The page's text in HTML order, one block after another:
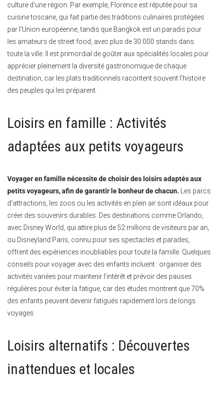
culture d’une région. Par exemple, Florence est réputée pour sa
cuisine toscane, qui fait partie des traditions culinaires protégées
par l’Union européenne, tandis que Bangkok est un paradis pour
les amateurs de street food, avec plus de 30 000 stands dans
toute la ville. Il est primordial de goûter aux spécialités locales pour
apprécier pleinement la diversité gastronomique de chaque
destination, car les plats traditionnels racontent souvent l’histoire
des peuples qui les préparent.
Loisirs en famille : Activités
adaptées aux petits voyageurs
Voyager en famille nécessite de choisir des loisirs adaptés aux
petits voyageurs, afin de garantir le bonheur de chacun. Les parcs
d’attractions, les zoos ou les activités en plein air sont idéaux pour
créer des souvenirs durables. Des destinations comme Orlando,
avec Disney World, qui attire plus de 52 millions de visiteurs par an,
ou Disneyland Paris, connu pour ses spectacles et parades,
offrent des expériences inoubliables pour toute la famille. Quelques
conseils pour voyager avec des enfants incluent : organiser des
activités variées pour maintenir l’intérêt et prévoir des pauses
régulières pour éviter la fatigue, car des études montrent que 70%
des enfants peuvent devenir fatigués rapidement lors de longs
voyages.
Loisirs alternatifs : Découvertes
inattendues et locales